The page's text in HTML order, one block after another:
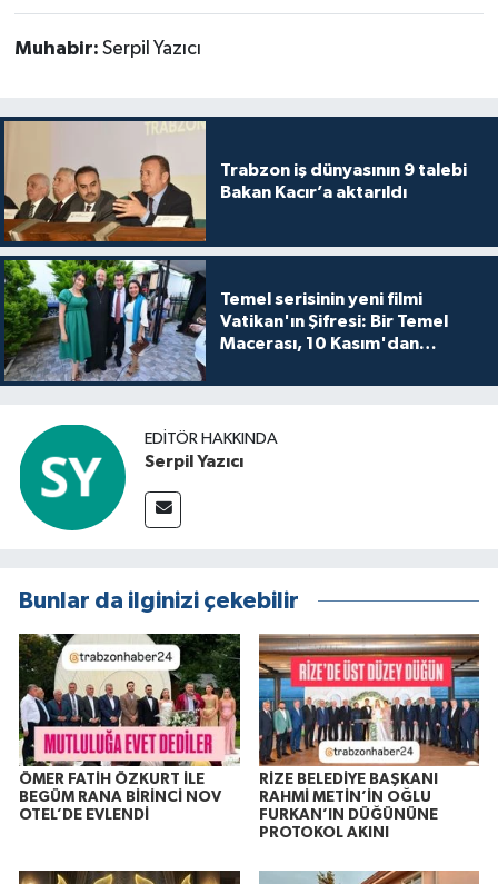
Muhabir: Serpil Yazıcı
Trabzon iş dünyasının 9 talebi
Bakan Kacır’a aktarıldı
Temel serisinin yeni filmi
Vatikan'ın Şifresi: Bir Temel
Macerası, 10 Kasım'dan
buluşuyo
EDITÖR HAKKINDA
Serpil Yazıcı
Bunlar da ilginizi çekebilir
ÖMER FATİH ÖZKURT İLE
BEGÜM RANA BİRİNCİ NOV
OTEL’DE EVLENDİ
RİZE BELEDİYE BAŞKANI
RAHMİ METİN’İN OĞLU
FURKAN’IN DÜĞÜNÜNE
PROTOKOL AKINI